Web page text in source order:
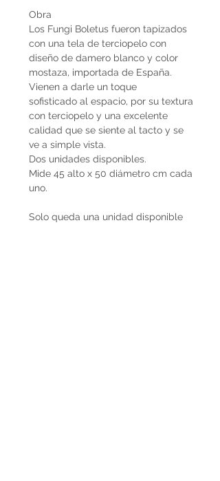
Obra
Los Fungi Boletus fueron tapizados
con una tela de terciopelo con
diseño de damero blanco y color
mostaza, importada de España.
Vienen a darle un toque
sofisticado al espacio, por su textura
con terciopelo y una excelente
calidad que se siente al tacto y se
ve a simple vista.
Dos unidades disponibles.
Mide 45 alto x 50 diámetro cm cada
uno.
Solo queda una unidad disponible